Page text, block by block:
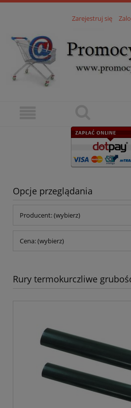
Zarejestruj się
Opcje przeglądania
Producent: (wybierz)
Cena: (wybierz)
Rury termokurczliwe